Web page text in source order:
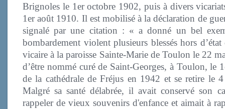
Brignoles le 1er octobre 1902, puis à divers
1er août 1910. Il est mobilisé à la déclaration de
signalé par une citation : « a donné un bel
bombardement violent plusieurs blessés hors
vicaire à la paroisse Sainte-Marie de Toulon le 22
d’être nommé curé de Saint-Georges, à Toulon,
de la cathédrale de Fréjus en 1942 et se retire le
Malgré sa santé délabrée, il avait conservé son
rappeler de vieux souvenirs d'enfance et aimait à